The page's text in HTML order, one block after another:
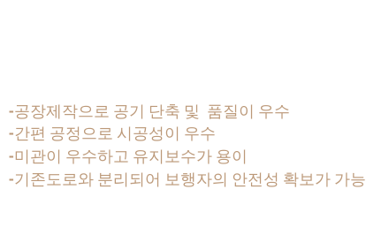
-공장제작으로 공기 단축 및 품질이 우수
-간편 공정으로 시공성이 우수
-미관이 우수하고 유지보수가 용이
-기존도로와 분리되어 보행자의 안전성 확보가 가능